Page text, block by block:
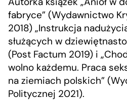
fabryce” (Wydawnictwo
2018) „Instrukcja
służących w
(Post Factum 2019) i
wolno każdemu. Praca
na ziemiach polskich”
Politycznej 2021).